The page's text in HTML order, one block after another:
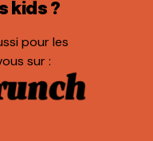
kids ?
pour les
sur :